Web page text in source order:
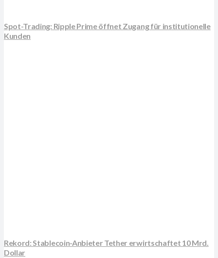
Spot-Trading: Ripple Prime öffnet Zugang für institutionelle
Kunden
Rekord: Stablecoin-Anbieter Tether erwirtschaftet 10 Mrd.
Dollar